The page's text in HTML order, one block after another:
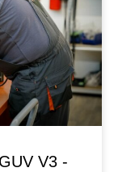
V3 -